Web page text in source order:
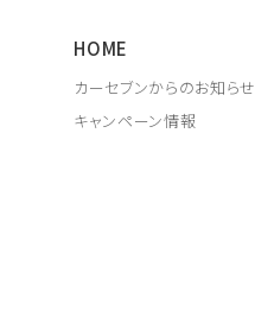
HOME
カーセブンからのお知らせ
キャンペーン情報